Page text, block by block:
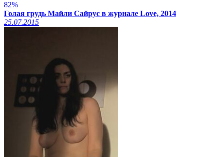
82%
Голая грудь Майли Сайрус в журнале Love, 2014
25.07.2015